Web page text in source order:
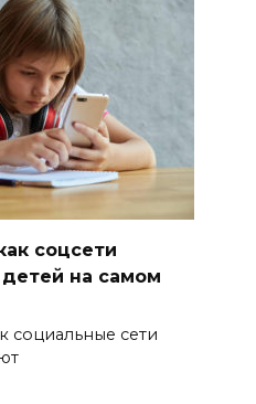
соцсети
на самом
социальные сети